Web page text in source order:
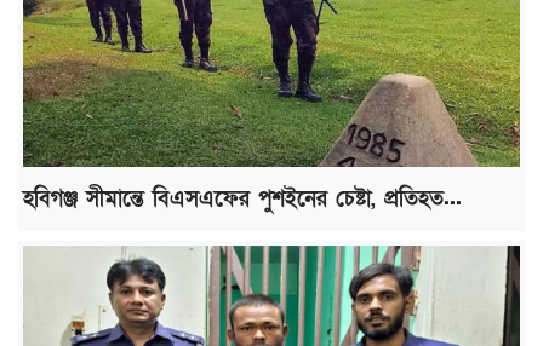
হবিগঞ্জ সীমান্তে বিএসএফের পুশইনের চেষ্টা, প্রতিহত...